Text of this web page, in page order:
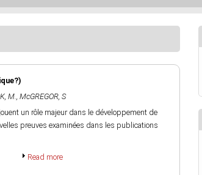
M., McGREGOR, S
un rôle majeur dans le développement de
preuves examinées dans les publications
Read more